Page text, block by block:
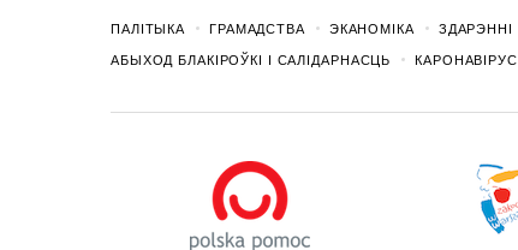
ПАЛІТЫКА ГРАМАДСТВА ЭКАНОМІКА ЗДАРЭННI
АБЫХОД БЛАКІРОЎКІ І САЛІДАРНАСЦЬ КАРОНАВІРУС